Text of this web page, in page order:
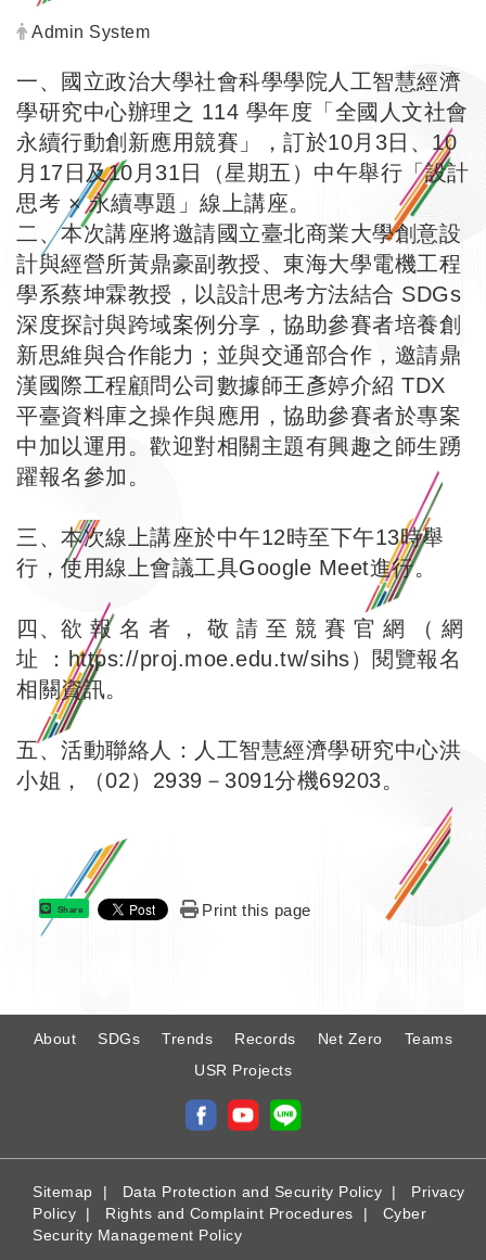
Author:
Admin System
一、國立政治大學社會科學學院人工智慧經濟
學研究中心辦理之 114 學年度「全國人文社會
永續行動創新應用競賽」，訂於10月3日、10
月17日及10月31日（星期五）中午舉行「設計
思考 × 永續專題」線上講座。
二、本次講座將邀請國立臺北商業大學創意設
計與經營所黃鼎豪副教授、東海大學電機工程
學系蔡坤霖教授，以設計思考方法結合 SDGs
深度探討與跨域案例分享，協助參賽者培養創
新思維與合作能力；並與交通部合作，邀請鼎
漢國際工程顧問公司數據師王彥婷介紹 TDX
平臺資料庫之操作與應用，協助參賽者於專案
中加以運用。歡迎對相關主題有興趣之師生踴
躍報名參加。
三、本次線上講座於中午12時至下午13時舉
行，使用線上會議工具Google Meet進行。
四、欲 報 名 者 ， 敬 請 至 競 賽 官 網 （ 網
址 ： https://proj.moe.edu.tw/sihs）閱覽報名
相關資訊。
五、活動聯絡人：人工智慧經濟學研究中心洪
小姐，（02）2939－3091分機69203。
Share Print this page
About SDGs Trends Records Net Zero
Teams
USR Projects
Sitemap | Data Protection and Security Policy | Privacy
Policy | Rights and Complaint Procedures | Cyber
Security Management Policy